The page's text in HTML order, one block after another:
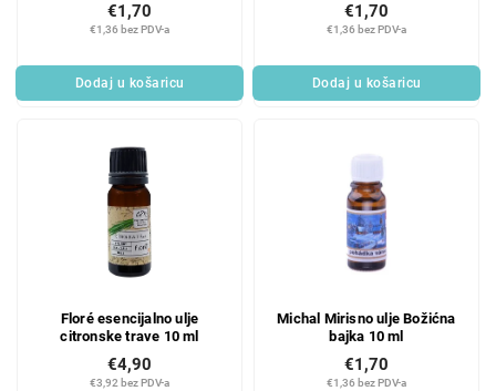
€1,36 bez PDV-a
€1,70
Dodaj u košaricu
€1,36 bez PDV-a
€1,70
Dodaj u košaricu
Floré esencijalno ulje
citronske trave 10 ml
€3,92 bez PDV-a
€4,90
Michal Mirisno ulje Božićna
bajka 10 ml
€1,36 bez PDV-a
€1,70